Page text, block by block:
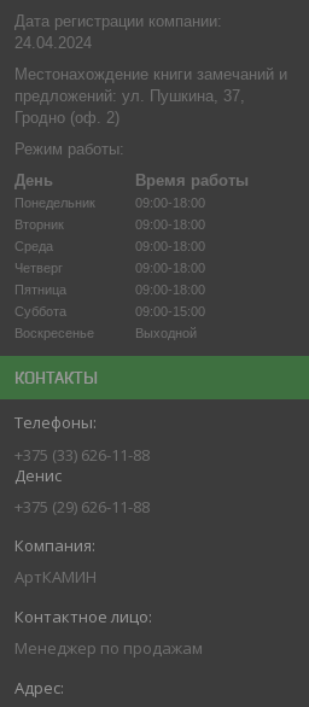
Дата регистрации компании:
24.04.2024
Местонахождение книги замечаний и
предложений: ул. Пушкина, 37,
Гродно (оф. 2)
Режим работы:
День
Время работы
Понедельник
09:00-18:00
Вторник
09:00-18:00
Среда
09:00-18:00
Четверг
09:00-18:00
Пятница
09:00-18:00
Суббота
09:00-15:00
Воскресенье
Выходной
КОНТАКТЫ
+375 (33) 626-11-88
Денис
+375 (29) 626-11-88
АртКАМИН
Менеджер по продажам